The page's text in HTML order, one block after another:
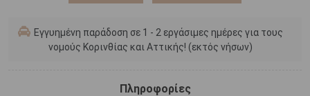
Εγγυημένη παράδοση σε 1 - 2 εργάσιμες ημέρες για τους
νομούς Κορινθίας και Αττικής! (εκτός νήσων)
Πληροφορίες